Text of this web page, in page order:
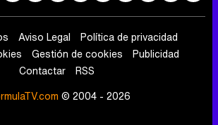
Aviso Legal
Política de privacidad
Gestión de cookies
Publicidad
Contactar
RSS
© 2004 - 2026